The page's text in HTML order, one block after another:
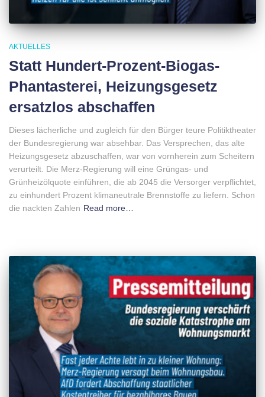
AKTUELLES
Statt Hundert-Prozent-Biogas-
Phantasterei, Heizungsgesetz
ersatzlos abschaffen
Dieses lächerliche und zugleich für den Bürger teure Politiktheater
der Bundesregierung war absehbar. Das Versprechen, das alte
Heizungsgesetz abzuschaffen, war von vornherein zum Scheitern
verurteilt. Die Merz-Regierung will eine Grüngas- und
Grünheizölquote einführen, die ab 2045 die Versorger verpflichtet,
zu einhundert Prozent klimaneutrale Brennstoffe zu liefern. Schon
die nackten Zahlen Read more…